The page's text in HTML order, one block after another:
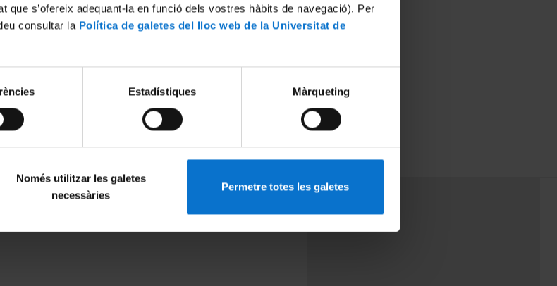
que s’ofereix adequant-la en funció dels vostres hàbits de navegació). Per
consultar la Política de galetes del lloc web de la Universitat de
Estadístiques Màrqueting
Només utilitzar les galetes
necessàries
Permetre totes les galetes
MENÚ PEU 1
Aviso legal
PEU 3